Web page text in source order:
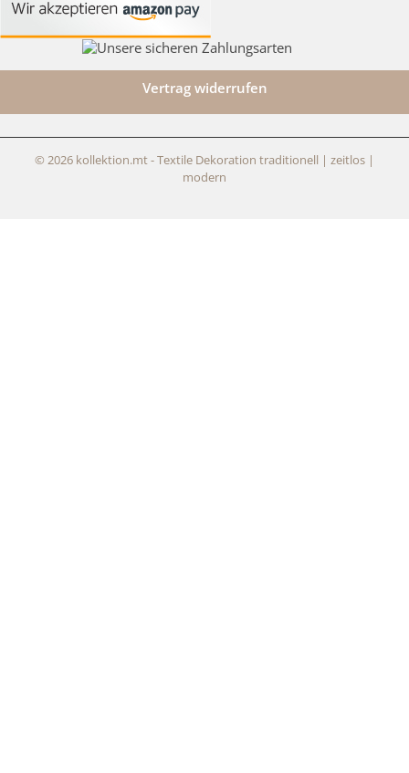
Vertrag widerrufen
© 2026 kollektion.mt - Textile Dekoration traditionell | zeitlos |
modern